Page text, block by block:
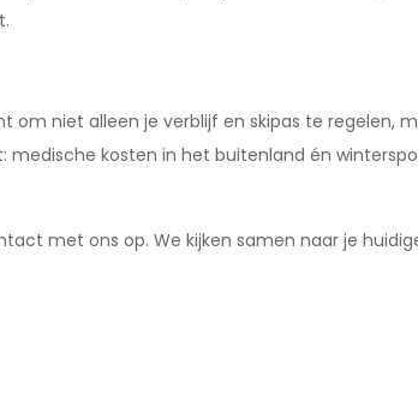
niet alleen je verblijf en skipas te regelen,
kosten in het buitenland én
met ons op. We kijken samen naar je